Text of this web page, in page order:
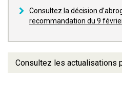
Consultez la décision
recommandation du 9
Consultez les actualisations